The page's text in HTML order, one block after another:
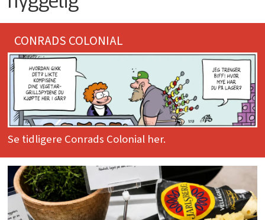
CONRADS COLONIAL
Se tidligere Conrads Colonial her.